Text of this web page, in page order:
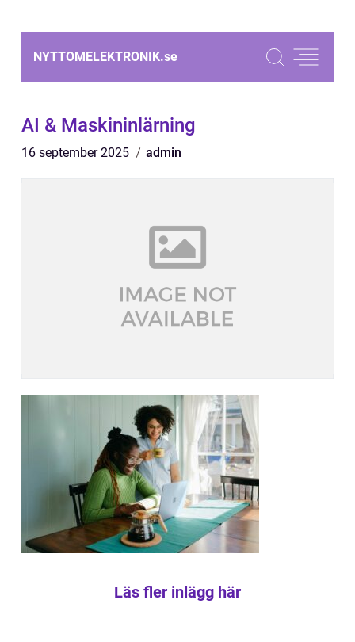
NYTTOMELEKTRONIK.se
AI & Maskininlärning
16 september 2025 admin
Läs fler inlägg här